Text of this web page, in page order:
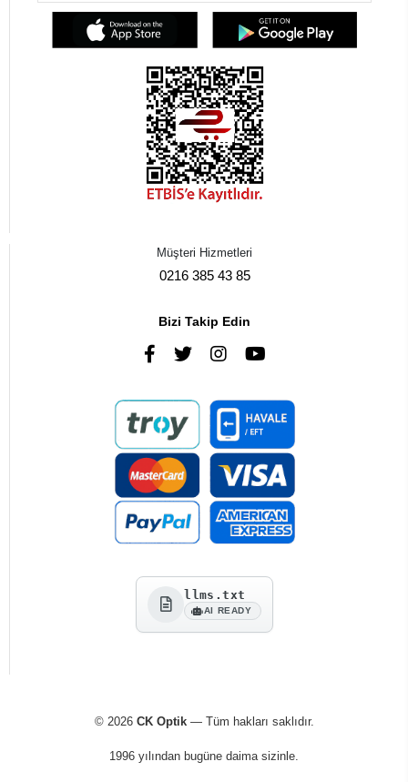
Müşteri Hizmetleri
0216 385 43 85
Bizi Takip Edin
llms.txt
AI READY
© 2026 CK Optik— Tüm hakları saklıdır.
1996 yılından bugüne daima sizinle.